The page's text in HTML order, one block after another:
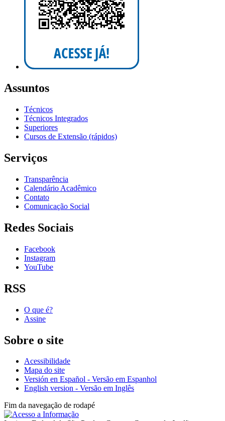
Assuntos
Técnicos
Técnicos Integrados
Superiores
Cursos de Extensão (rápidos)
Serviços
Transparência
Calendário Acadêmico
Contato
Comunicação Social
Redes Sociais
Facebook
Instagram
YouTube
RSS
O que é?
Assine
Sobre o site
Acessibilidade
Mapa do site
Versión en Español - Versão em Espanhol
English version - Versão em Inglês
Fim da navegação de rodapé